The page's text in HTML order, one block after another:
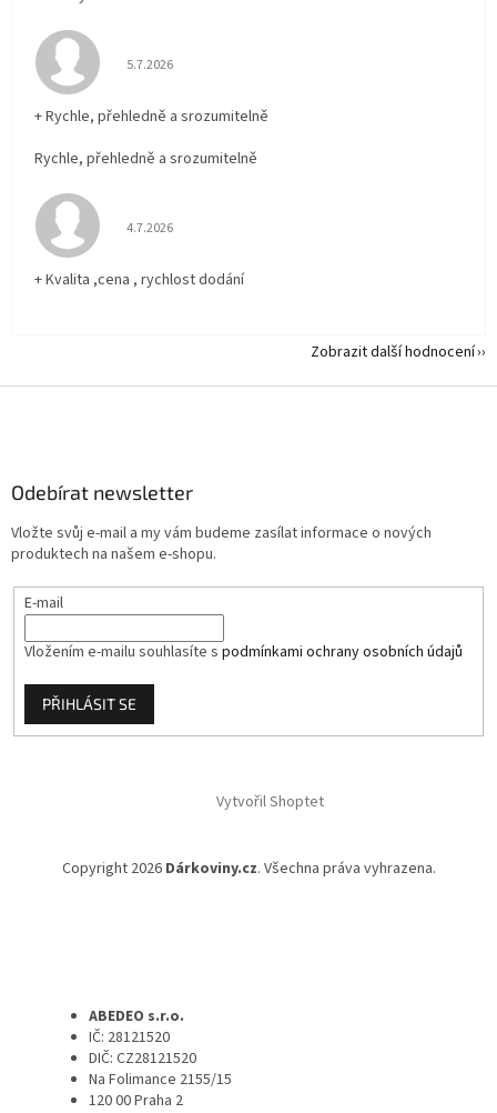
Hodnocení obchodu je 5 z 5 hvězdiček.
5.7.2026
+ Rychle, přehledně a srozumitelně
Rychle, přehledně a srozumitelně
Hodnocení obchodu je 5 z 5 hvězdiček.
4.7.2026
+ Kvalita ,cena , rychlost dodání
Zobrazit další hodnocení
Odebírat newsletter
Vložte svůj e-mail a my vám budeme zasílat informace o nových
produktech na našem e-shopu.
E-mail
Vložením e-mailu souhlasíte s podmínkami ochrany osobních údajů
PŘIHLÁSIT SE
Vytvořil Shoptet
Copyright 2026 Dárkoviny.cz. Všechna práva vyhrazena.
ABEDEO s.r.o.
IČ: 28121520
DIČ: CZ28121520
Na Folimance 2155/15
120 00 Praha 2